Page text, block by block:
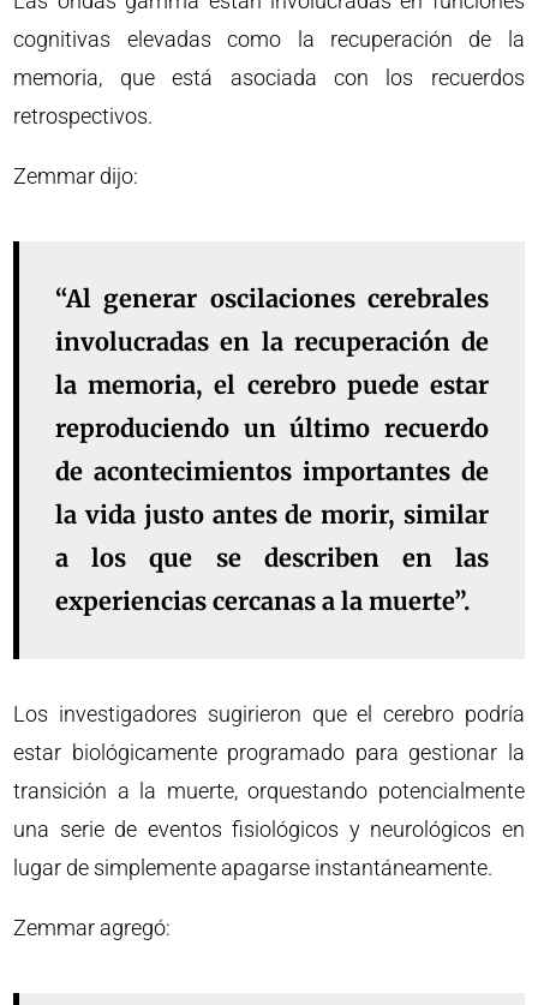
cognitivas elevadas como la recuperación de la
memoria, que está asociada con los recuerdos
retrospectivos.
Zemmar dijo:
“Al generar oscilaciones cerebrales
involucradas en la recuperación de
la memoria, el cerebro puede estar
reproduciendo un último recuerdo
de acontecimientos importantes de
la vida justo antes de morir, similar
a los que se describen en las
experiencias cercanas a la muerte”.
Los investigadores sugirieron que el cerebro podría
estar biológicamente programado para gestionar la
transición a la muerte, orquestando potencialmente
una serie de eventos fisiológicos y neurológicos en
lugar de simplemente apagarse instantáneamente.
Zemmar agregó: